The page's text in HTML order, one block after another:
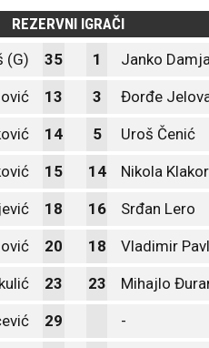
REZERVNI IGRAČI
(G)
35 1 Janko
13 3 Đorđe
14 5 Uroš Čenić
15 14 Nikola Klakor
18 16 Srđan Lero
20 18 Vladimir
23 23 Mihajlo
29 -